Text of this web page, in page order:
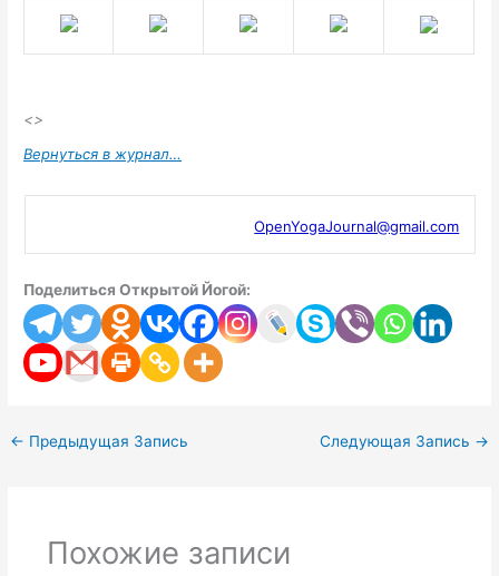
<>
Вернуться в журнал…
OpenYogaJournal@gmail.com
Поделиться Открытой Йогой:
← Предыдущая Запись Следующая Запись →
Похожие записи